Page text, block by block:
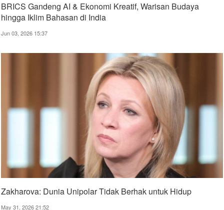
BRICS Gandeng AI & Ekonomi Kreatif, Warisan Budaya
hingga Iklim Bahasan di India
Jun 03, 2026 15:37
Zakharova: Dunia Unipolar Tidak Berhak untuk Hidup
May 31, 2026 21:52